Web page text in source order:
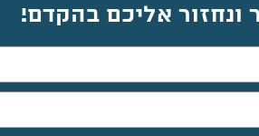
ונחזור אליכם בהקדם!